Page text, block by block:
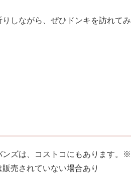
しながら、ぜひドンキを訪れてみ
ンズは、コストコにもあります。※
売されていない場合あり